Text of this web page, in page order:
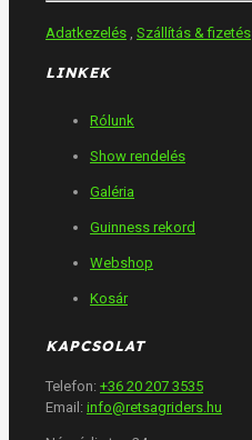
Adatkezelés , Szállítás & fizetés
LINKEK
Rólunk
Show rendelés
Galéria
Guinness rekord
Webshop
Kosár
KAPCSOLAT
Telefon: +36 20 207 3535
Email: info@retsagriders.hu